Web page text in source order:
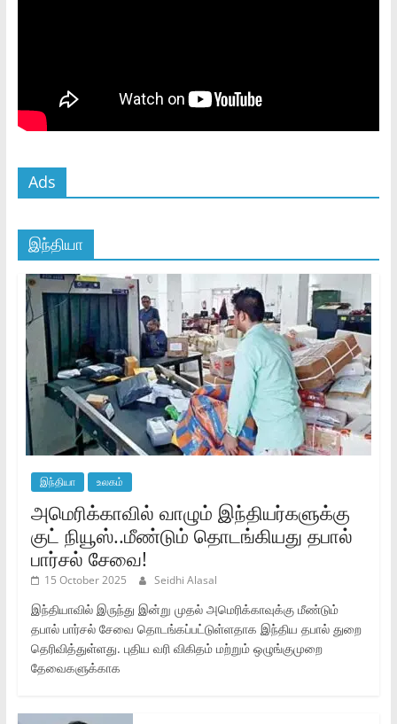
Ads
இந்தியா
இந்தியா உலகம்
அமெரிக்காவில் வாழும் இந்தியர்களுக்கு
குட் நியூஸ்..மீண்டும் தொடங்கியது தபால்
பார்சல் சேவை!
15 October 2025 Seidhi Alasal
இந்தியாவில் இருந்து இன்று முதல் அமெரிக்காவுக்கு மீண்டும்
தபால் பார்சல் சேவை தொடங்கப்பட்டுள்ளதாக இந்திய தபால் துறை
தெரிவித்துள்ளது. புதிய வரி விகிதம் மற்றும் ஒழுங்குமுறை
தேவைகளுக்காக